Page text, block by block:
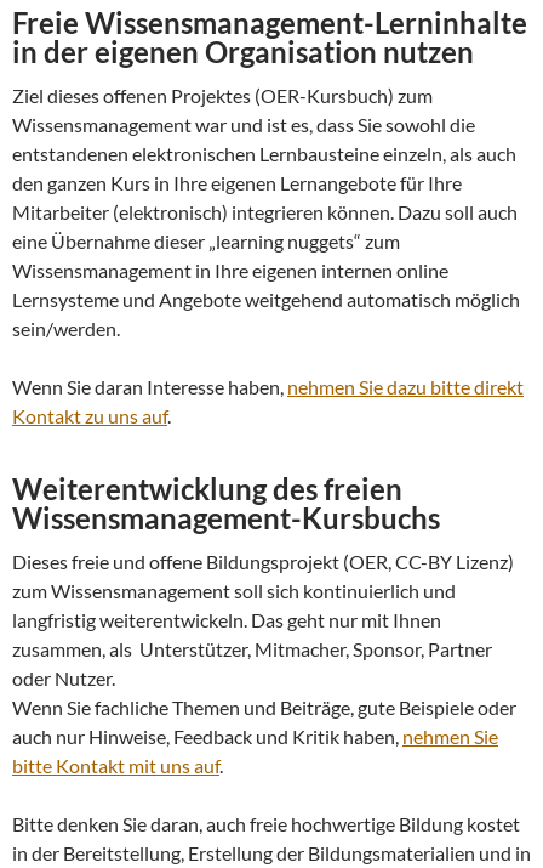
Freie Wissensmanagement-Lerninhalte
in der eigenen Organisation nutzen
Ziel dieses offenen Projektes (OER-Kursbuch) zum
Wissensmanagement war und ist es, dass Sie sowohl die
entstandenen elektronischen Lernbausteine einzeln, als auch
den ganzen Kurs in Ihre eigenen Lernangebote für Ihre
Mitarbeiter (elektronisch) integrieren können. Dazu soll auch
eine Übernahme dieser „learning nuggets“ zum
Wissensmanagement in Ihre eigenen internen online
Lernsysteme und Angebote weitgehend automatisch möglich
sein/werden.
Wenn Sie daran Interesse haben, nehmen Sie dazu bitte direkt
Kontakt zu uns auf.
Weiterentwicklung des freien
Wissensmanagement-Kursbuchs
Dieses freie und offene Bildungsprojekt (OER, CC-BY Lizenz)
zum Wissensmanagement soll sich kontinuierlich und
langfristig weiterentwickeln. Das geht nur mit Ihnen
zusammen, als Unterstützer, Mitmacher, Sponsor, Partner
oder Nutzer.
Wenn Sie fachliche Themen und Beiträge, gute Beispiele oder
auch nur Hinweise, Feedback und Kritik haben, nehmen Sie
bitte Kontakt mit uns auf.
Bitte denken Sie daran, auch freie hochwertige Bildung kostet
in der Bereitstellung, Erstellung der Bildungsmaterialien und in